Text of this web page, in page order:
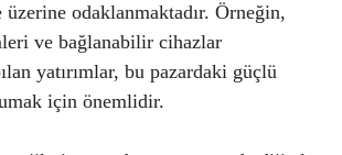
odaklanmaktadır. Örneğin,
ve bağlanabilir cihazlar
yatırımlar, bu pazardaki güçlü
için önemlidir.